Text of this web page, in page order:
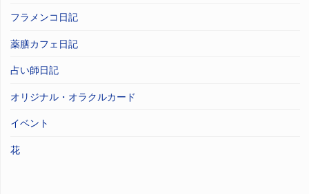
フラメンコ日記
薬膳カフェ日記
占い師日記
オリジナル・オラクルカード
イベント
花